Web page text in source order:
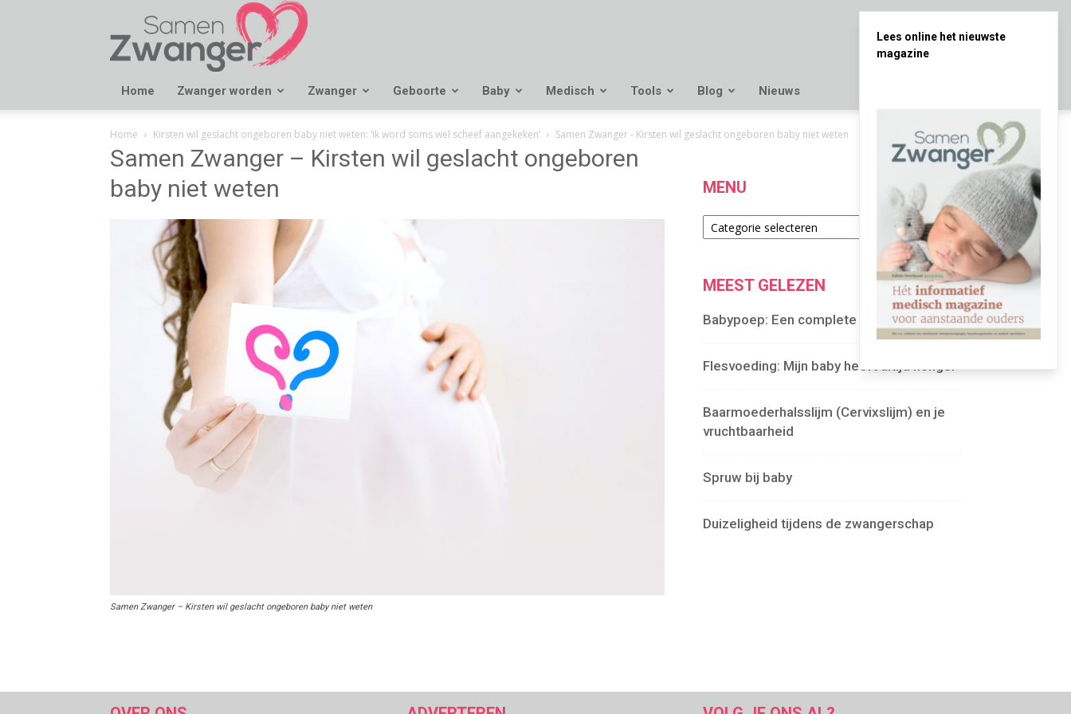
Samen
Zwanger
Home Zwanger worden Zwanger Geboorte Baby Medisch Tools Blog Nieuws
Home Kirsten wil geslacht ongeboren baby niet weten: ‘Ik word soms wel scheef aangekeken’ Samen Zwanger - Kirsten wil geslacht ongeboren baby niet weten
Samen Zwanger – Kirsten wil geslacht ongeboren
baby niet weten
Samen Zwanger – Kirsten wil geslacht ongeboren baby niet weten
MENU
Menu
MEEST GELEZEN
Babypoep: Een complete gids
Flesvoeding: Mijn baby heeft altijd honger
Baarmoederhalsslijm (Cervixslijm) en je
vruchtbaarheid
Spruw bij baby
Duizeligheid tijdens de zwangerschap
Lees online het nieuwste
magazine